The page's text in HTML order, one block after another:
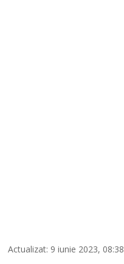
Actualizat: 9 iunie 2023, 08:38